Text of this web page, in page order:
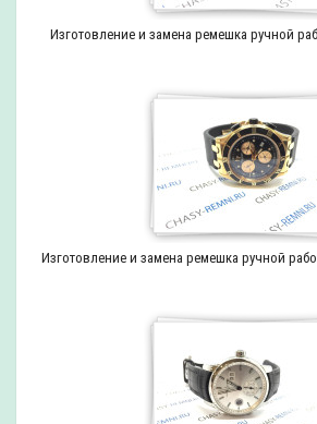
Изготовление и замена ремешка ручной
Изготовление и замена ремешка ручной